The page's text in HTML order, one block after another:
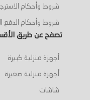
شروط وأحكام
شروط وأحكام الدفع
تصفح عن طريق
أجهزة منزلية كبيرة
أجهزة منزلية صغيرة
شاشات